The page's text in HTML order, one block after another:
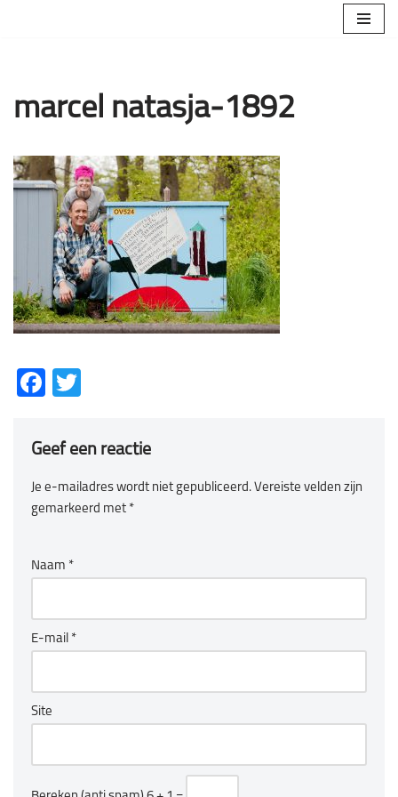
inhoud
marcel natasja-1892
Facebook
Geef een reactie
Je e-mailadres wordt niet gepubliceerd. Vereiste velden zijn
gemarkeerd met *
Naam *
E-mail *
Site